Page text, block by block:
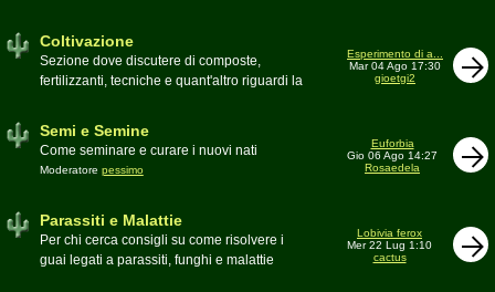
Coltivazione
Sezione dove discutere di composte,
fertilizzanti, tecniche e quant'altro riguardi la
Esperimento di a...
Mar 04 Ago 17:30
gioetgi2
Semi e Semine
Come seminare e curare i nuovi nati
Moderatore pessimo
Euforbia
Gio 06 Ago 14:27
Rosaedela
Parassiti e Malattie
Per chi cerca consigli su come risolvere i
guai legati a parassiti, funghi e malattie
Lobivia ferox
Mer 22 Lug 1:10
cactus